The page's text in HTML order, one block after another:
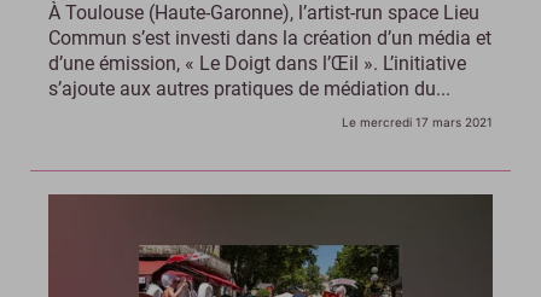
À Toulouse (Haute-Garonne), l’artist-run space Lieu
Commun s’est investi dans la création d’un média et
d’une émission, « Le Doigt dans l’Œil ». L’initiative
s’ajoute aux autres pratiques de médiation du...
Le mercredi 17 mars 2021